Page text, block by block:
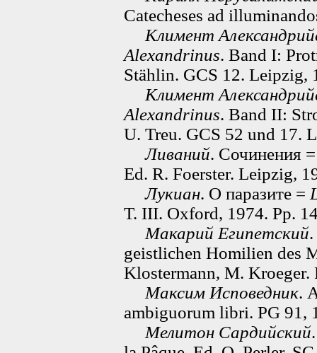
Catecheses ad
Климент
Alexandrinus. Band I:
Stählin. GCS 12. Leipzig,
Климент
Alexandrinus. Band II:
U. Treu. GCS 52 und 17.
Ливаний. Сочинения
Ed. R. Foerster. Leipzig,
Лукиан. О паразите =
T. III. Oxford, 1974. Pp.
Макарий Египетский
geistlichen Homilien des
Klostermann, M. Kroeger.
Максим Исповедник.
ambiguorum libri. PG 91,
Мелитон Сардийский